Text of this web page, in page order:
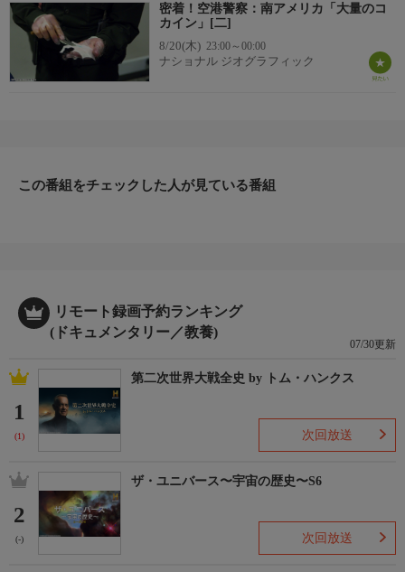
▼エピソード内容
コロンビアとペルーを代表する空港で、大量のコカインが押収さ
れた。運び屋たちに迫る。ドミニカに旅行する青年は子供用の収
納ケースにコカインを隠していたが、本人が知らないところにも
密着！空港警察：南アメリカ「大量のコ
カイン」[二]
8/20(木) 23:00～00:00
ナショナル ジオグラフィック
この番組をチェックした人が見ている番組
リモート録画予約ランキング
(ドキュメンタリー／教養)
07/30更新
1
(1)
第二次世界大戦全史 by トム・ハンクス
次回放送
2
(-)
ザ・ユニバース〜宇宙の歴史〜S6
次回放送